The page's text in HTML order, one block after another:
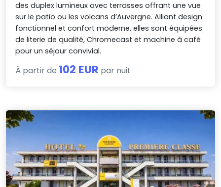
des duplex lumineux avec terrasses offrant une vue
sur le patio ou les volcans d’Auvergne. Alliant design
fonctionnel et confort moderne, elles sont équipées
de literie de qualité, Chromecast et machine à café
pour un séjour convivial.
À partir de 102 EUR par nuit